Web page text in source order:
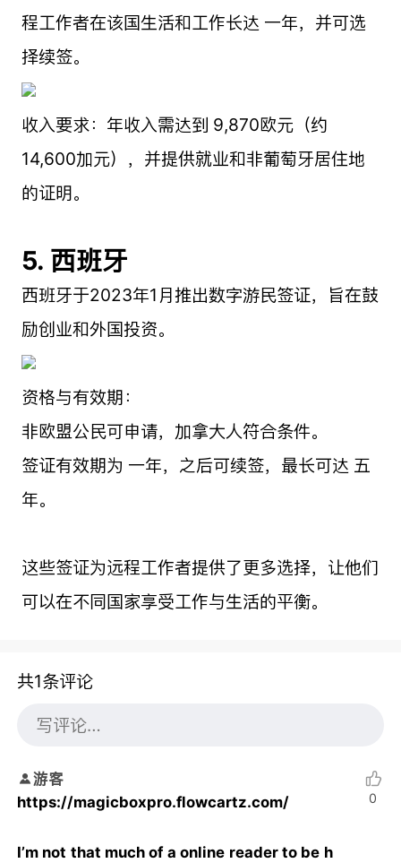
程工作者在该国生活和工作长达 一年，并可选
择续签。
收入要求：年收入需达到 9,870欧元（约
14,600加元），并提供就业和非葡萄牙居住地
的证明。
5. 西班牙
西班牙于2023年1月推出数字游民签证，旨在鼓
励创业和外国投资。
资格与有效期：
非欧盟公民可申请，加拿大人符合条件。
签证有效期为 一年，之后可续签，最长可达 五
年。
这些签证为远程工作者提供了更多选择，让他们
可以在不同国家享受工作与生活的平衡。
共1条评论
游客
https://magicboxpro.flowcartz.com/
I’m not that much of a online reader to be h
0